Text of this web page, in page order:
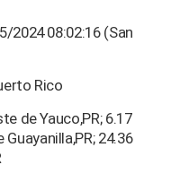
2024 08:02:16 (San
Rico
de Yauco,PR; 6.17
24.36